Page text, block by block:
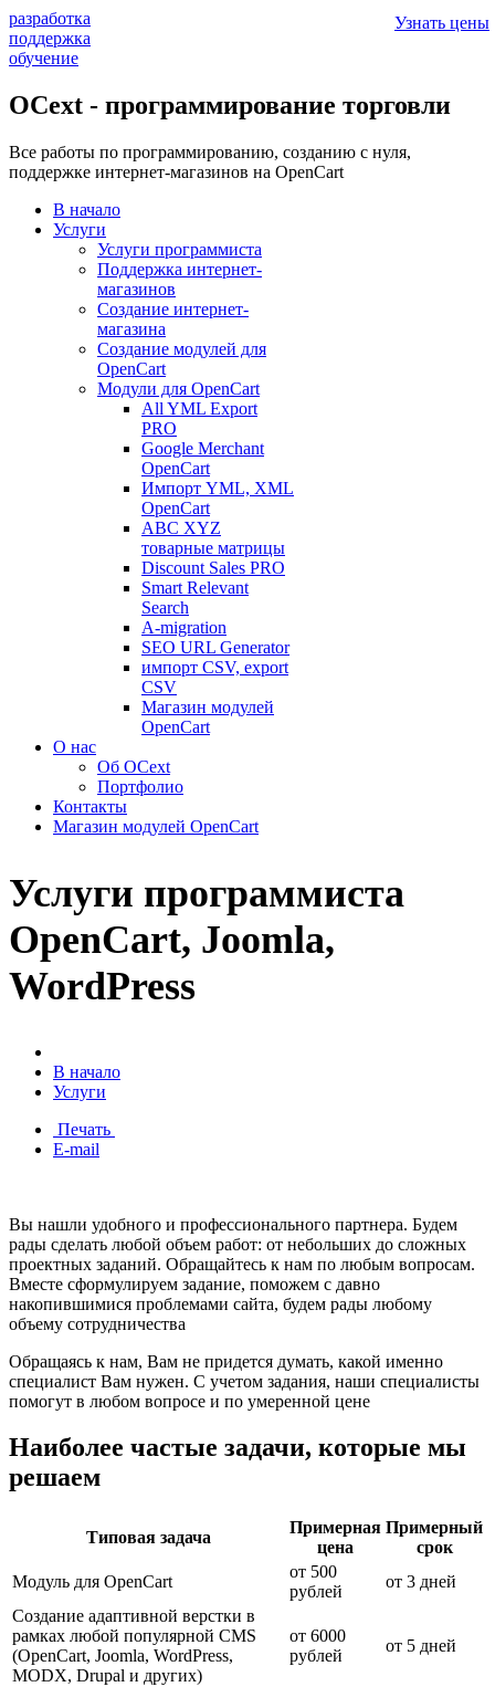
разработка
поддержка
обучение
OCext - программирование торговли
Все работы по программированию, созданию с нуля,
поддержке интернет-магазинов на OpenCart
В начало
Услуги
Услуги программиста
Поддержка интернет-
магазинов
Создание интернет-
магазина
Создание модулей для
OpenCart
Модули для OpenCart
All YML Export
PRO
Google Merchant
OpenCart
Импорт YML, XML
OpenCart
ABC XYZ
товарные матрицы
Discount Sales PRO
Smart Relevant
Search
A-migration
SEO URL Generator
импорт CSV, export
CSV
Магазин модулей
OpenCart
О нас
Об OCext
Портфолио
Контакты
Магазин модулей OpenCart
Узнать цены
Услуги программиста
OpenCart, Joomla,
WordPress
В начало
Услуги
Печать
E-mail
Вы нашли удобного и профессионального партнера. Будем
рады сделать любой объем работ: от небольших до сложных
проектных заданий. Обращайтесь к нам по любым вопросам.
Вместе сформулируем задание, поможем с давно
накопившимися проблемами сайта, будем рады любому
объему сотрудничества
Обращаясь к нам, Вам не придется думать, какой именно
специалист Вам нужен. С учетом задания, наши специалисты
помогут в любом вопросе и по умеренной цене
Наиболее частые задачи, которые мы
решаем
Типовая задача
Примерная
цена
Примерный
срок
Модуль для OpenCart
от 500
рублей
от 3 дней
Создание адаптивной верстки в
рамках любой популярной CMS
(OpenCart, Joomla, WordPress,
MODX, Drupal и других)
от 6000
рублей
от 5 дней